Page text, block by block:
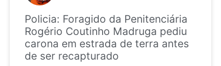
Policia: Foragido da Penitenciária
Rogério Coutinho Madruga pediu
carona em estrada de terra antes
de ser recapturado